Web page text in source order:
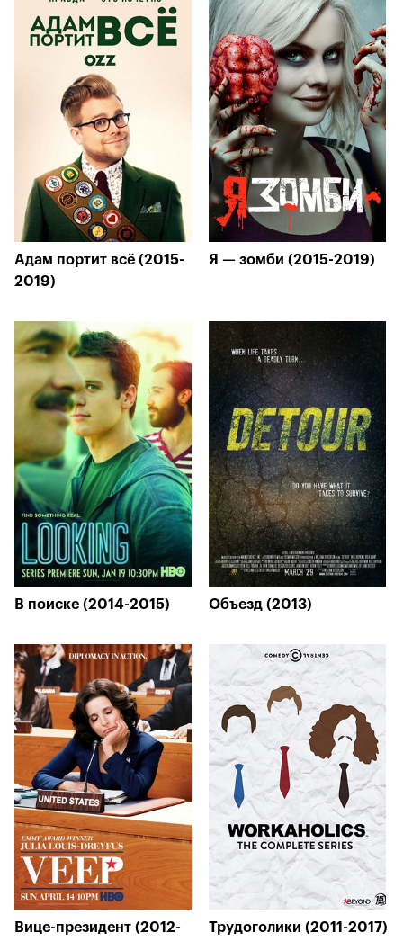
Адам портит всё (2015-
2019)
Я — зомби (2015-2019)
В поиске (2014-2015) Объезд (2013)
Вице-президент (2012-
Трудоголики (2011-2017)